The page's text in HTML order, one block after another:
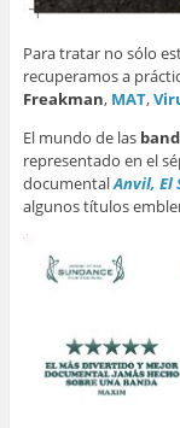
Para tratar no sólo
recuperamos a
Freakman, MAT,
El mundo de las
representado en el
documentalAnvil, El
algunos títulos